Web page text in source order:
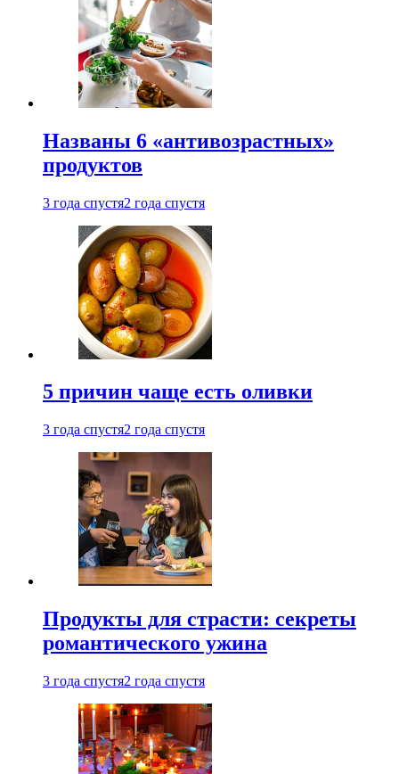
Названы 6 «антивозрастных»
продуктов
3 года спустя2 года спустя
5 причин чаще есть оливки
3 года спустя2 года спустя
Продукты для страсти: секреты
романтического ужина
3 года спустя2 года спустя